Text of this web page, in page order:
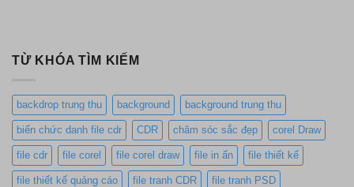
TỪ KHÓA TÌM KIẾM
backdrop trung thu background background trung thu
biển chức danh file cdr CDR chăm sóc sắc đẹp corel Draw
file cdr file corel file corel draw file in ấn file thiết kế
file thiết kế quảng cáo file tranh CDR file tranh PSD